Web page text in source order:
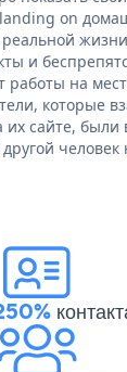
on
реальной
и
на
которые
сайте, были
человек